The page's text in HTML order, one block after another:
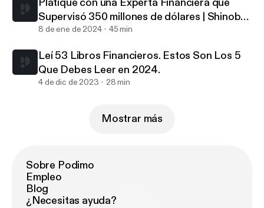
Supervisó 350 millones de dólares | Shinobu
Hindert
8 de ene de 2024 45 min
Leí 53 Libros Financieros. Estos Son Los 5
Que Debes Leer en 2024.
4 de dic de 2023 28 min
Mostrar más
Sobre Podimo
Empleo
Blog
¿Necesitas ayuda?